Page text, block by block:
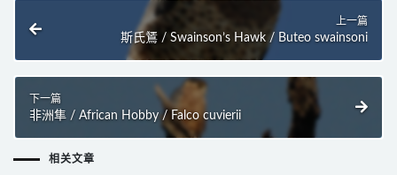
上一篇
斯氏鵟 / Swainson’s Hawk / Buteo swainsoni
下一篇
非洲隼 / African Hobby / Falco cuvierii
相关文章